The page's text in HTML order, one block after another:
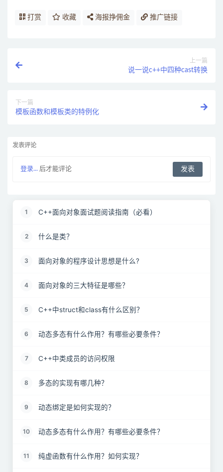
打赏 收藏 海报挣佣金 推广链接
上一篇
说一说c++中四种cast转换
下一篇
模板函数和模板类的特例化
发表评论
登录... 后才能评论
1 C++面向对象面试题阅读指南（必看）
2 什么是类？
3 面向对象的程序设计思想是什么?
4 面向对象的三大特征是哪些？
5 C++中struct和class有什么区别？
6 动态多态有什么作用？有哪些必要条件？
7 C++中类成员的访问权限
8 多态的实现有哪几种？
9 动态绑定是如何实现的？
10 动态多态有什么作用？有哪些必要条件？
11 纯虚函数有什么作用？如何实现？